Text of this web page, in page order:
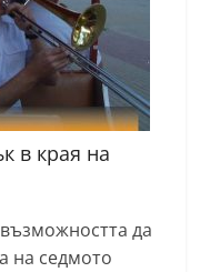
в края на
да
на седмото